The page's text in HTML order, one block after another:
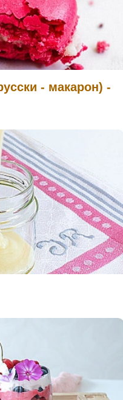
- макарон) -